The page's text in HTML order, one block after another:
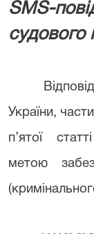
SMS-
судового
Відповідно
України,
п’ятої
метою